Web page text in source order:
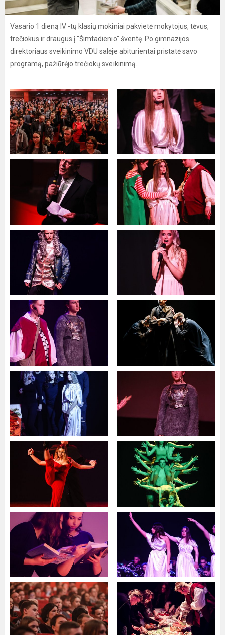
Vasario 1 dieną IV -tų klasių mokiniai pakvietė mokytojus, tėvus,
trečiokus ir draugus į "Šimtadienio" šventę. Po gimnazijos
direktoriaus sveikinimo VDU salėje abiturientai pristatė savo
programą, pažiūrėjo trečiokų sveikinimą.